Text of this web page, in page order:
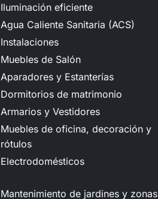
Iluminación eficiente
Agua Caliente Sanitaria (ACS)
Instalaciones
Muebles de Salón
Aparadores y Estanterías
Dormitorios de matrimonio
Armarios y Vestidores
Muebles de oficina, decoración y
rótulos
Electrodomésticos
Mantenimiento de jardines y zonas